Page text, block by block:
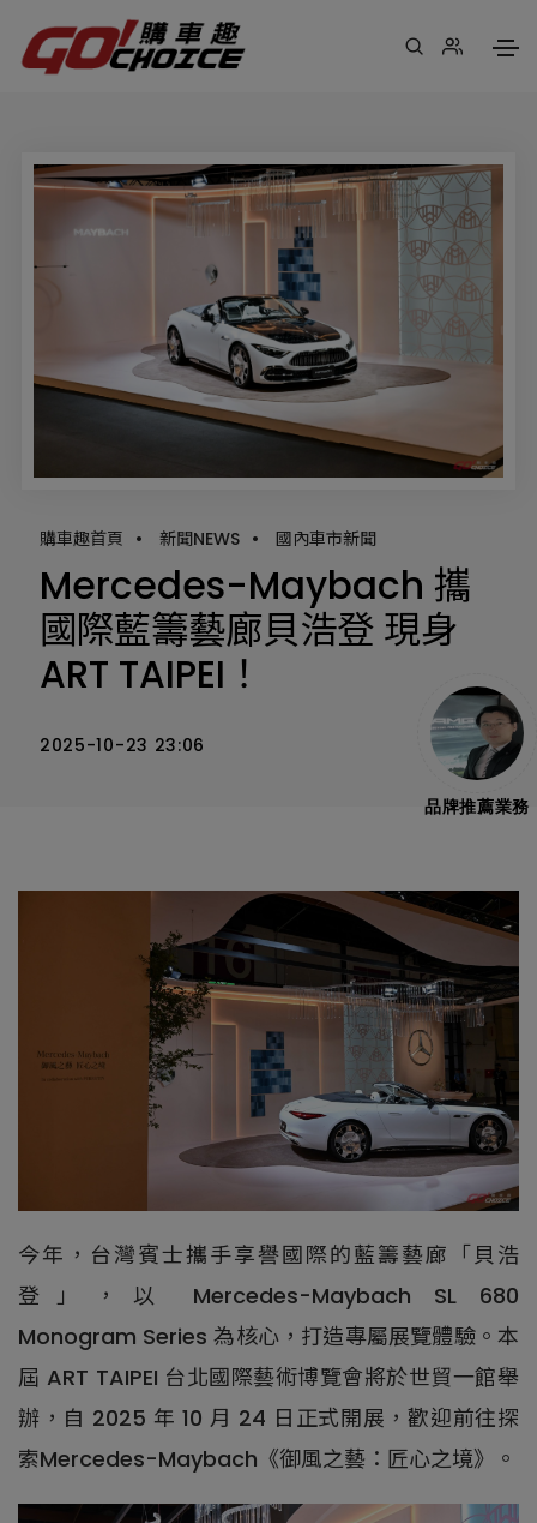
購車趣首頁 • 新聞NEWS • 國內車市新聞
Mercedes-Maybach 攜
國際藍籌藝廊貝浩登 現身
ART TAIPEI！
2025-10-23 23:06
今年，台灣賓士攜手享譽國際的藍籌藝廊「貝浩
登」，以 Mercedes-Maybach SL 680
Monogram Series 為核心，打造專屬展覽體驗。本
屆 ART TAIPEI 台北國際藝術博覽會將於世貿一館舉
辦，自 2025 年 10 月 24 日正式開展，歡迎前往探
索Mercedes-Maybach《御風之藝：匠心之境》。
品牌推薦業務